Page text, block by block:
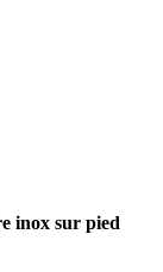
inox sur pied